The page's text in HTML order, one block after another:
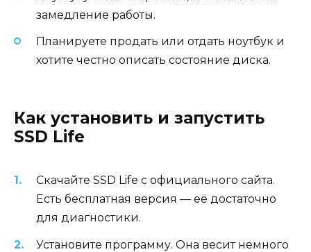
замедление работы.
Планируете продать или отдать ноутбук и
хотите честно описать состояние диска.
Как установить и запустить
SSD Life
Скачайте SSD Life с официального сайта.
Есть бесплатная версия — её достаточно
для диагностики.
Установите программу. Она весит немного